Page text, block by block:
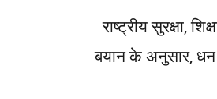
राष्ट्रीय सुरक्षा,
बयान के अनुसार, धन